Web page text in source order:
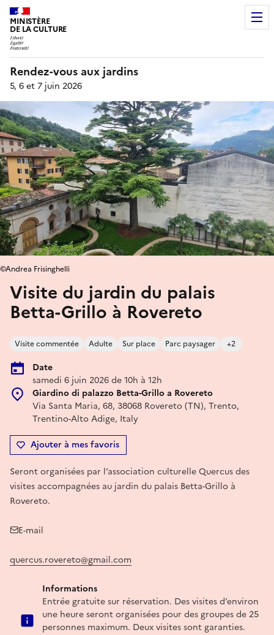
MINISTÈRE
DE LA CULTURE
Rendez-vous aux jardins
5, 6 et 7 juin 2026
Visite du jardin du palais
Betta-Grillo à Rovereto
Visite commentée Adulte Sur place Parc paysager +2
Date
samedi 6 juin 2026 de 10h à 12h
Giardino di palazzo Betta-Grillo a Rovereto
Via Santa Maria, 68, 38068 Rovereto (TN), Trento,
Trentino-Alto Adige, Italy
Ajouter à mes favoris
©Andrea Frisinghelli
Seront organisées par l’association culturelle Quercus des
visites accompagnées au jardin du palais Betta-Grillo à
Rovereto.
E-mail
quercus.rovereto@gmail.com
Informations
Entrée gratuite sur réservation. Des visites d’environ
une heure seront organisées pour des groupes de 25
personnes maximum. Deux visites sont garanties.